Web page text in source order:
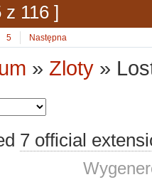
z 116 ]
5 Następna
» Zloty »
7 official